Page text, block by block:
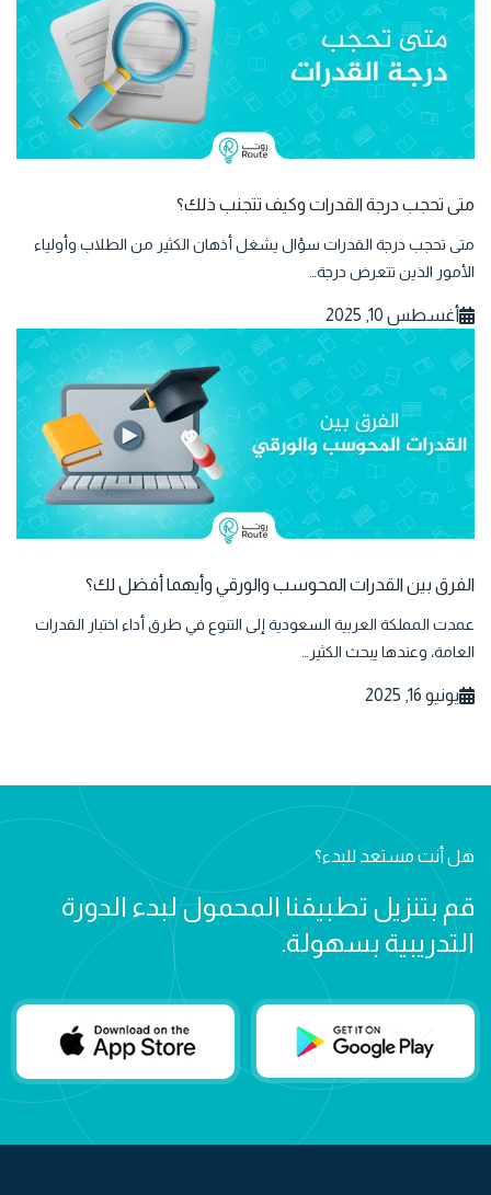
متى تحجب درجة القدرات وكيف تتجنب ذلك؟
متى تحجب درجة القدرات سؤال يشغل أذهان الكثير من الطلاب وأولياء
الأمور الذين تتعرض درجة…
أغسطس 10, 2025
الفرق بين القدرات المحوسب والورقي وأيهما أفضل لك؟
عمدت المملكة العربية السعودية إلى التنوع في طرق أداء اختبار القدرات
العامة، وعندها يبحث الكثير…
يونيو 16, 2025
هل أنت مستعد للبدء؟
قم بتنزيل تطبيقنا المحمول لبدء الدورة
التدريبية بسهولة.